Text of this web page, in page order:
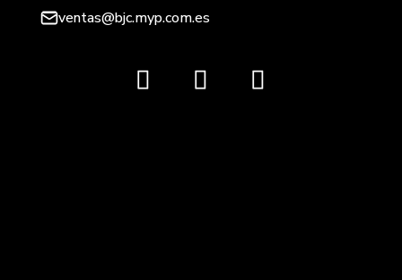
ventas@bjc.myp.com.es